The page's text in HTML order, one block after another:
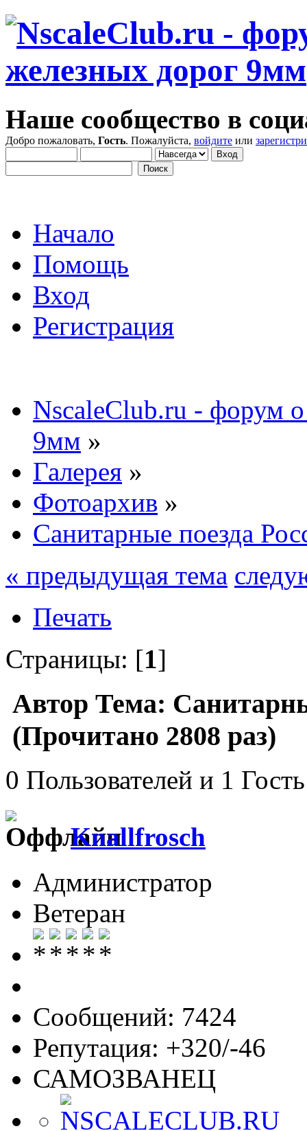
Наше сообщество в
Добро пожаловать, Гость. Пожалуйста, войдите или
Начало
Помощь
Вход
Регистрация
NscaleClub.ru - форум
9мм »
Галерея »
Фотоархив »
Санитарные поезда
« предыдущая тема
Печать
Страницы: [1]
Автор Тема:
(Прочитано 2808 раз)
0 Пользователей и 1
Knallfrosch
Администратор
Ветеран
Сообщений: 7424
Репутация: +320/-46
САМОЗВАНЕЦ